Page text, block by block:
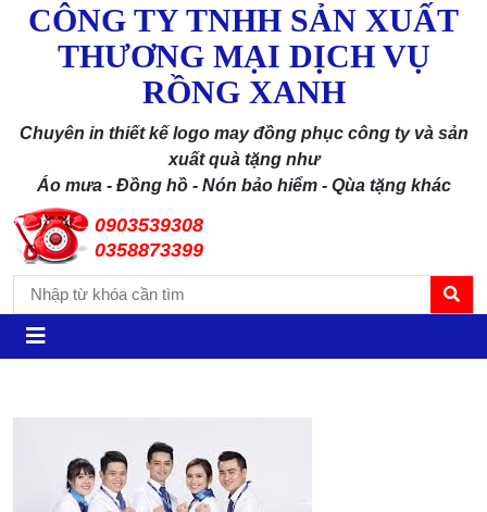
CÔNG TY TNHH SẢN XUẤT
THƯƠNG MẠI DỊCH VỤ
RỒNG XANH
Chuyên in thiết kế logo may đồng phục công ty và sản
xuất quà tặng như
Áo mưa - Đồng hồ - Nón bảo hiểm - Qùa tặng khác
0903539308
0358873399